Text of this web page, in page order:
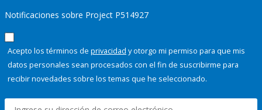
Notificaciones sobre Project P514927
Acepto los términos de privacidad y otorgo mi permiso para que mis
datos personales sean procesados con el fin de suscribirme para
recibir novedades sobre los temas que he seleccionado.